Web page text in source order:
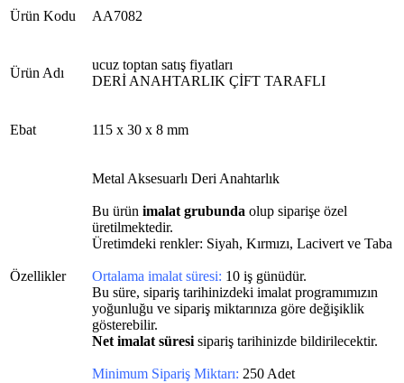
Ürün Kodu AA7082
Ürün Adı
ucuz toptan satış fiyatları
DERİ ANAHTARLIK ÇİFT TARAFLI
Ebat 115 x 30 x 8 mm
Özellikler
Metal Aksesuarlı Deri Anahtarlık
Bu ürün imalat grubunda olup siparişe özel
üretilmektedir.
Üretimdeki renkler: Siyah, Kırmızı, Lacivert ve Taba
Ortalama imalat süresi: 10 iş günüdür.
Bu süre, sipariş tarihinizdeki imalat programımızın
yoğunluğu ve sipariş miktarınıza göre değişiklik
gösterebilir.
Net imalat süresi sipariş tarihinizde bildirilecektir.
Minimum Sipariş Miktarı: 250 Adet